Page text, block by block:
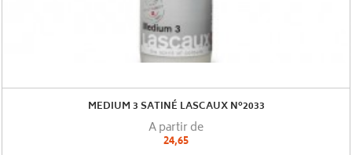
MEDIUM 3 SATINÉ LASCAUX N°2033
A partir de
24,65